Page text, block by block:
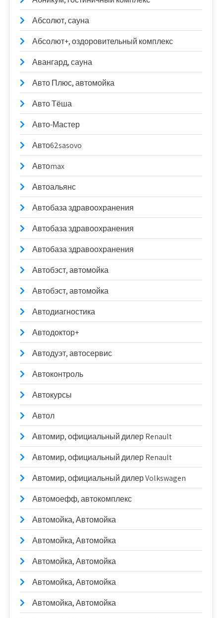
Абсолют, сауна
Абсолют+, оздоровительный комплекс
Авангард, сауна
Авто Плюс, автомойка
Авто Тёша
Авто-Мастер
Авто62sasovo
Автоmax
Автоальянс
Автобаза здравоохранения
Автобаза здравоохранения
Автобаза здравоохранения
Автобэст, автомойка
Автобэст, автомойка
Автодиагностика
Автодоктор+
Автодуэт, автосервис
Автоконтроль
Автокурсы
Автол
Автомир, официальный дилер Renault
Автомир, официальный дилер Renault
Автомир, официальный дилер Volkswagen
Автомоефф, автокомплекс
Автомойка, Автомойка
Автомойка, Автомойка
Автомойка, Автомойка
Автомойка, Автомойка
Автомойка, Автомойка